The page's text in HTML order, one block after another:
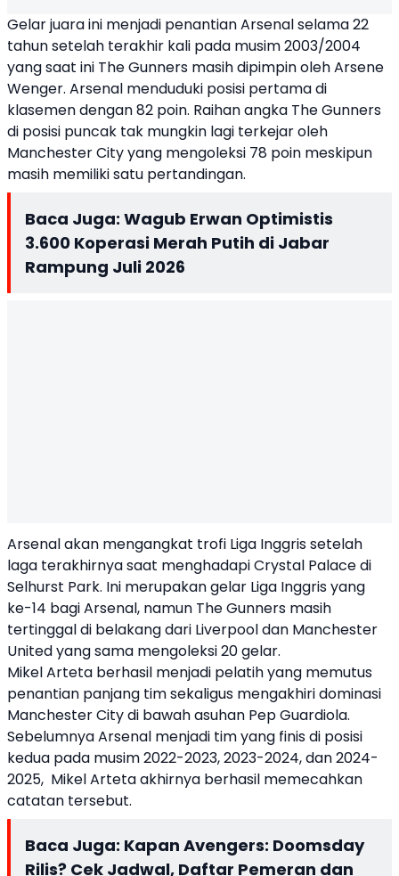
Gelar juara ini menjadi penantian Arsenal selama 22
tahun setelah terakhir kali pada musim 2003/2004
yang saat ini The Gunners masih dipimpin oleh Arsene
Wenger. Arsenal menduduki posisi pertama di
klasemen dengan 82 poin. Raihan angka The Gunners
di posisi puncak tak mungkin lagi terkejar oleh
Manchester City yang mengoleksi 78 poin meskipun
masih memiliki satu pertandingan.
Baca Juga: Wagub Erwan Optimistis
3.600 Koperasi Merah Putih di Jabar
Rampung Juli 2026
Arsenal akan mengangkat trofi Liga Inggris setelah
laga terakhirnya saat menghadapi Crystal Palace di
Selhurst Park. Ini merupakan gelar Liga Inggris yang
ke-14 bagi Arsenal, namun The Gunners masih
tertinggal di belakang dari Liverpool dan Manchester
United yang sama mengoleksi 20 gelar.
Mikel Arteta berhasil menjadi pelatih yang memutus
penantian panjang tim sekaligus mengakhiri dominasi
Manchester City di bawah asuhan Pep Guardiola.
Sebelumnya Arsenal menjadi tim yang finis di posisi
kedua pada musim 2022-2023, 2023-2024, dan 2024-
2025, Mikel Arteta akhirnya berhasil memecahkan
catatan tersebut.
Baca Juga: Kapan Avengers: Doomsday
Rilis? Cek Jadwal, Daftar Pemeran dan